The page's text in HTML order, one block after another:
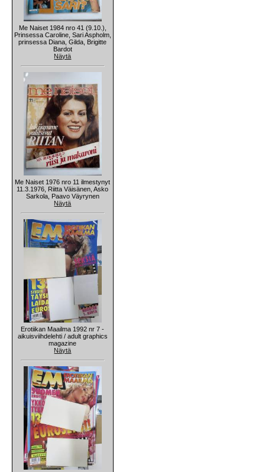
Me Naiset 1984 nro 41 (9.10.),
Prinsessa Caroline, Sari Aspholm,
prinsessa Diana, Gilda, Brigitte
Bardot
Näytä
Me Naiset 1976 nro 11 ilmestynyt
11.3.1976, Riitta Väisänen, Asko
Sarkola, Paavo Väyrynen
Näytä
Erotiikan Maailma 1992 nr 7 -
aikuisviihdelehti / adult graphics
magazine
Näytä